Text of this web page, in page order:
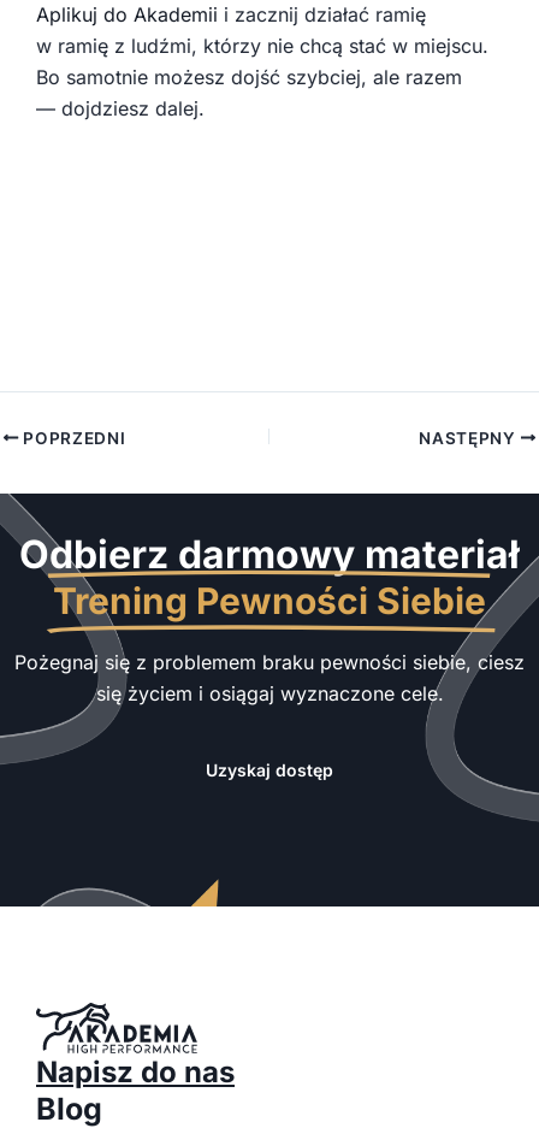
Aplikuj do Akademii i zacznij działać ramię
w ramię z ludźmi, którzy nie chcą stać w miejscu.
Bo samotnie możesz dojść szybciej, ale razem
— dojdziesz dalej.
POPRZEDNI NASTĘPNY
Odbierz darmowy materiał
Trening Pewności Siebie
Pożegnaj się z problemem braku pewności siebie, ciesz
się życiem i osiągaj wyznaczone cele.
Uzyskaj dostęp
Napisz do nas
Blog